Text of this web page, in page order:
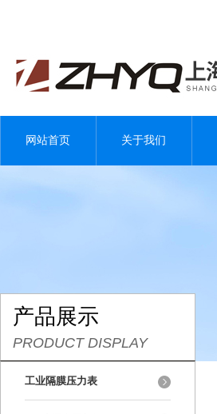
网站首页 关于我们
产品展示
PRODUCT DISPLAY
工业隔膜压力表